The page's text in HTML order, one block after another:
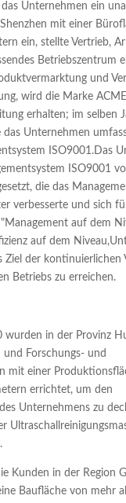
Unternehmen ein
mit einer
ein, stellte Vertrieb,
Betriebszentrum
und
wird die Marke
erhalten; im selben
Unternehmen
ISO9001.Das
ISO9001
die das
verbesserte und sich
auf dem
auf dem
Ziel der kontinuierlichen
Betriebs zu erreichen.
wurden in der Provinz
Forschungs- und
mit einer
errichtet, um den
Unternehmens zu
Kunden in der Region
Baufläche von mehr